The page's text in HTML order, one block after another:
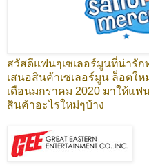
สวัสดีแฟนๆเซเลอร์มูนที่น่ารั
เสนอสินค้าเซเลอร์มูน ล็อตให
เดือนมกราคม 2020 มาให้แ
สินค้าอะไรใหม่ๆบ้าง